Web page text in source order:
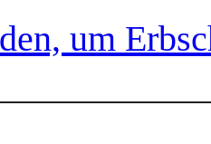
um